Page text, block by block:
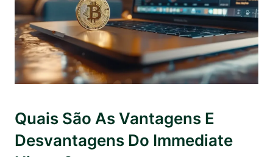
Quais São As Vantagens E
Desvantagens Do Immediate